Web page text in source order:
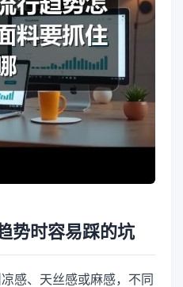
势时容易踩的坑
凉感、天丝感或麻感，不同